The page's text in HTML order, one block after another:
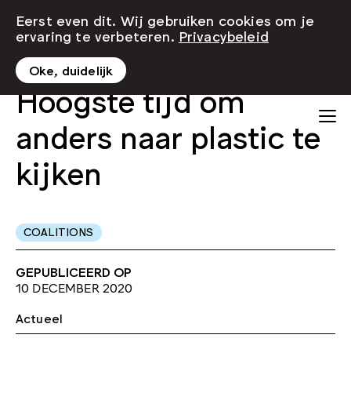
Hoogste tijd om
anders naar plastic te
kijken
COALITIONS
GEPUBLICEERD OP
10 DECEMBER 2020
Actueel
Eerst even dit. Wij gebruiken cookies om je
ervaring te verbeteren. Privacybeleid
Oke, duidelijk